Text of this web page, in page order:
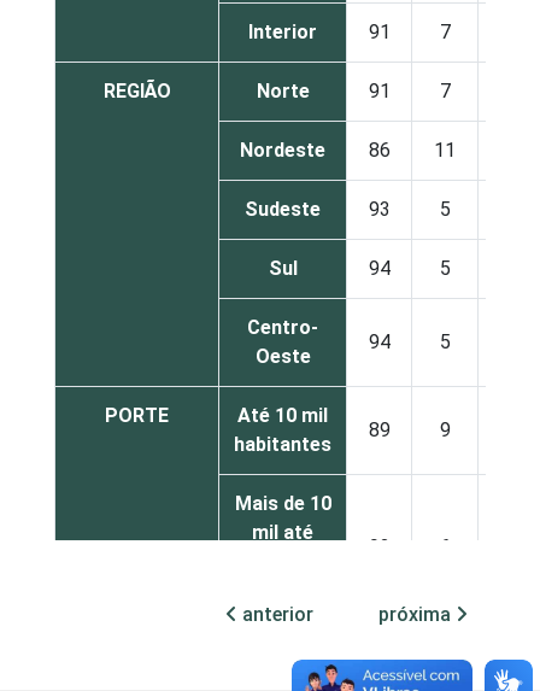
Interior 91 7
REGIÃO Norte 91 7
Nordeste 86 11
Sudeste 93 5
Sul 94 5
Centro-
Oeste
94 5
PORTE
Até 10 mil
habitantes
89 9
Mais de 10
mil até
92 6
100 mil
anterior próxima